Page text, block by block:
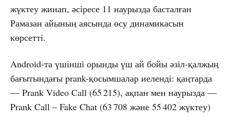
жүктеу жинап, әсіресе 11 наурызда басталған
Рамазан айының аясында өсу динамикасын
көрсетті.
Android-та үшінші орынды үш ай бойы әзіл-қалжың
бағытындағы prank-қосымшалар иеленді: қаңтарда
— Prank Video Call (65 215), ақпан мен наурызда —
Prank Call – Fake Chat (63 708 және 55 402 жүктеу)